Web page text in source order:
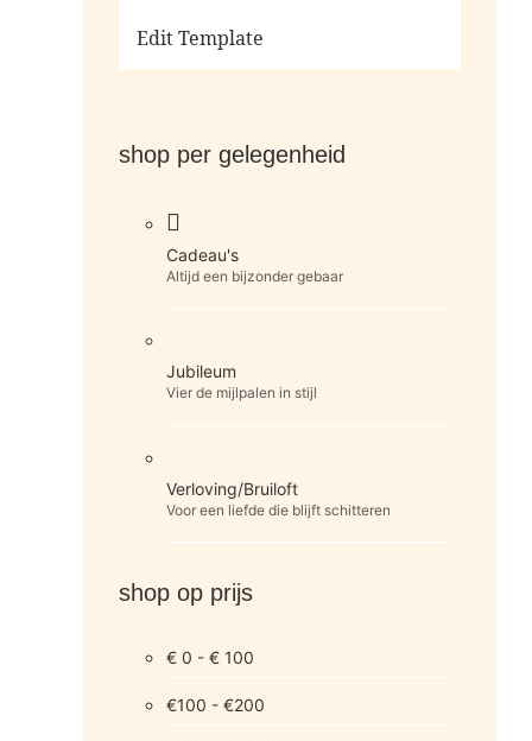
Edit Template
shop per gelegenheid
Cadeau's
Altijd een bijzonder gebaar
Jubileum
Vier de mijlpalen in stijl
Verloving/Bruiloft
Voor een liefde die blijft schitteren
shop op prijs
€ 0 - € 100
€100 - €200